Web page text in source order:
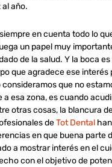
al año.
en cuenta todo lo
un papel muy
de la salud. Y la boca
que agradece ese interés
consideramos que no
a esa zona, es cuando
otras cosas, la blancura
deTot Dental
en que buena parte
a mostrar interés en el
con el objetivo de